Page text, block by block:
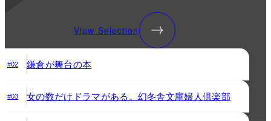
View Selection
#02 鎌倉が舞台の本
#03 女の数だけドラマがある。幻冬舎文庫婦人倶楽部